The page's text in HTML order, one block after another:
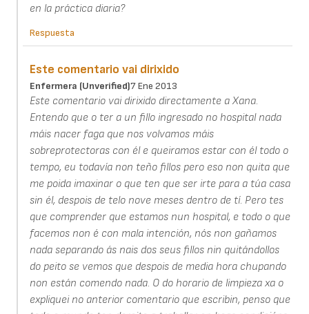
en la práctica diaria?
Respuesta
Este comentario vai dirixido
Enfermera (unverified)7 Ene 2013
Este comentario vai dirixido directamente a Xana.
Entendo que o ter a un fillo ingresado no hospital nada
máis nacer faga que nos volvamos máis
sobreprotectoras con él e queiramos estar con él todo o
tempo, eu todavía non teño fillos pero eso non quita que
me poida imaxinar o que ten que ser irte para a túa casa
sin él, despois de telo nove meses dentro de tí. Pero tes
que comprender que estamos nun hospital, e todo o que
facemos non é con mala intención, nós non gañamos
nada separando ás nais dos seus fillos nin quitándollos
do peito se vemos que despois de media hora chupando
non están comendo nada. O do horario de limpieza xa o
expliquei no anterior comentario que escribin, penso que